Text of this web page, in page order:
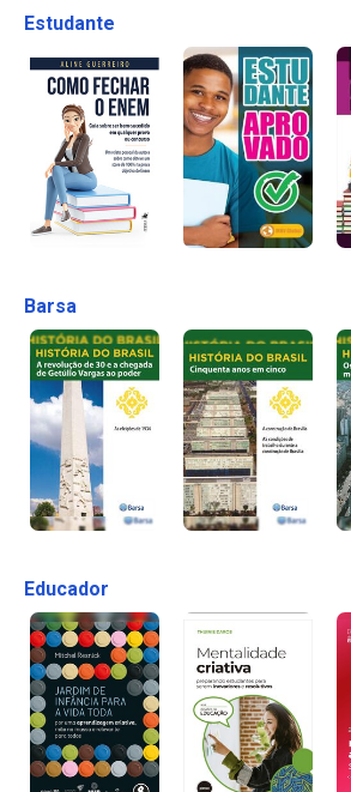
Estudante
Barsa
Educador